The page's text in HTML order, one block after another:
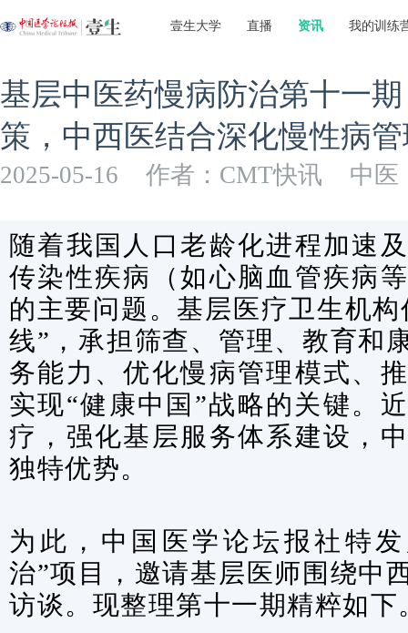
壹生大学 直播 资讯 我的训练
基层中医药慢病防治第十一
策，中西医结合深化慢性病
2025-05-16 作者：CMT快讯 中医
随着我国人口老龄化进程加速
传染性疾病（如心脑血管疾病
的主要问题。基层医疗卫生机
线”，承担筛查、管理、教育和
务能力、优化慢病管理模式、
实现“健康中国”战略的关键。
疗，强化基层服务体系建设，
独特优势。
为此，中国医学论坛报社特
治”项目，邀请基层医师围绕中
访谈。现整理第十一期精粹如下